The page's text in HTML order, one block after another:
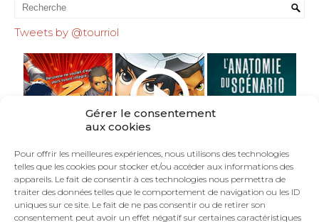
Gérer le consentement
aux cookies
Pour offrir les meilleures expériences, nous utilisons des technologies
telles que les cookies pour stocker et/ou accéder aux informations des
appareils. Le fait de consentir à ces technologies nous permettra de
traiter des données telles que le comportement de navigation ou les ID
uniques sur ce site. Le fait de ne pas consentir ou de retirer son
consentement peut avoir un effet négatif sur certaines caractéristiques
Tweets by @tourriol